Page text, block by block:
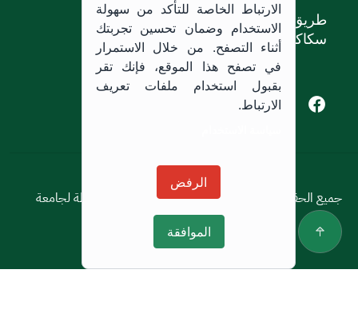
طريق الملك خالد،
سكاكا, المملكة العربية السعودية.
Facebook of Jouf University
X of Jouf University
سياسة الاستخدام
جميع الحقوق محفوظة © 2026 جميع الحقوق محفوظة لجامعة
الجوف
الارتباط الخاصة للتأكد من سهولة
الاستخدام وضمان تحسين تجربتك
أثناء التصفح. من خلال الاستمرار
في تصفح هذا الموقع، فإنك تقر
بقبول استخدام ملفات تعريف
الارتباط.
الرفض
الموافقة